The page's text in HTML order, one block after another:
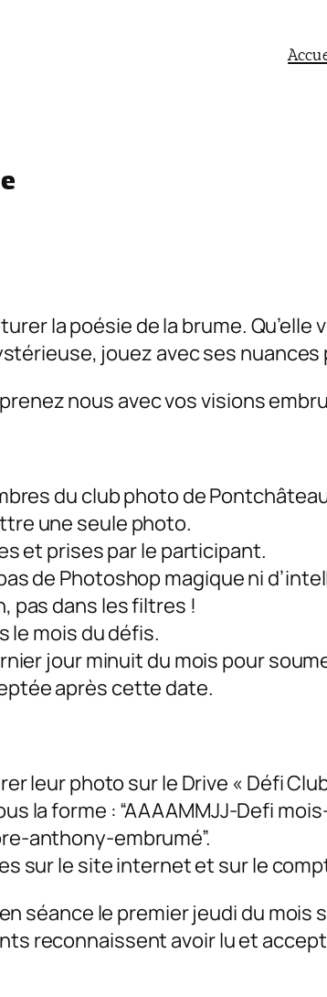
la poésie de la brume. Qu’elle
jouez avec ses nuances
nous avec vos visions
du club photo de
une seule photo.
et prises par le participant.
de Photoshop magique ni
pas dans les filtres !
le mois du défis.
jour minuit du mois pour
après cette date.
leur photo sur le Drive « Défi
la forme : “AAAAMMJJ-Defi
anthony-embrumé”.
sur le site internet et sur le
séance le premier jeudi du mois
reconnaissent avoir lu et